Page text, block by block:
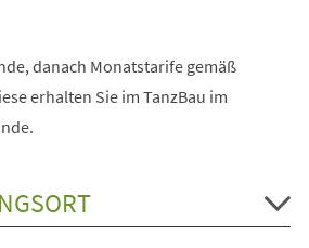
danach Monatstarife gemäß
erhalten Sie im TanzBau im